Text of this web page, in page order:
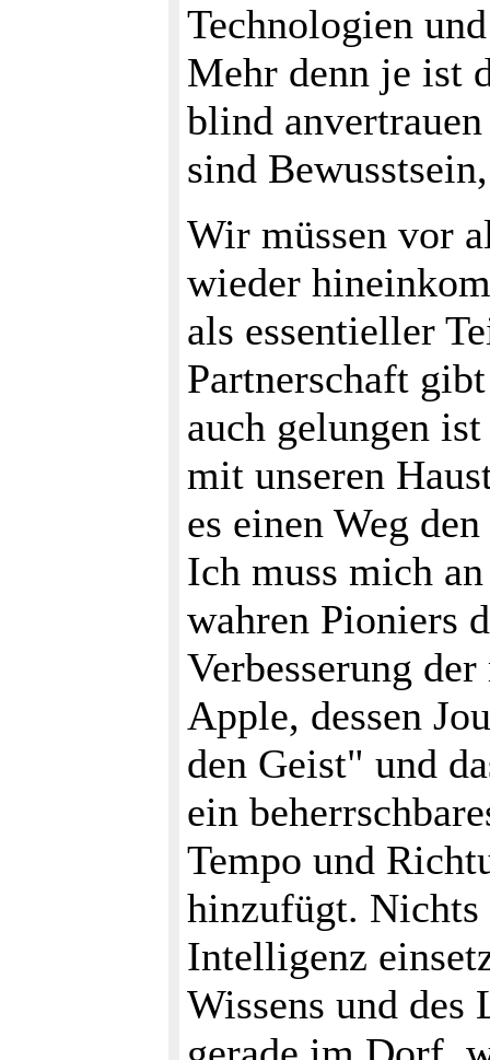
Technologien
Mehr denn je ist
blind
sind
Wir müssen vor
wieder
als essentieller
Partnerschaft
auch gelungen
mit unseren
es einen Weg
Ich muss mich
wahren Pioniers
Verbesserung
Apple, dessen
den Geist" und
ein
Tempo und
hinzufügt. Nichts
Intelligenz
Wissens und des